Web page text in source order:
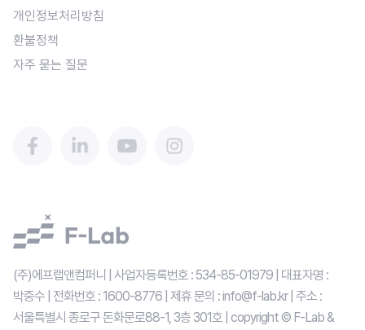
개인정보처리방침
환불정책
자주 묻는 질문
(주)에프랩앤컴퍼니 | 사업자등록번호 : 534-85-01979 | 대표자명 :
박중수 | 전화번호 : 1600-8776 | 제휴 문의 : info@f-lab.kr | 주소 :
서울특별시 종로구 돈화문로88-1, 3층 301호 | copyright © F-Lab &